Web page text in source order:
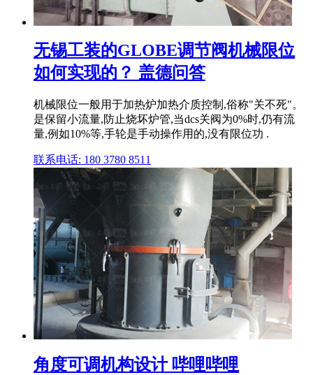
无锡工装的GLOBE调节阀机械限位
如何实现的？ 盖德问答
机械限位一般用于加热炉加热介质控制,俗称"关不死"。
是保留小流量,防止烧坏炉管,当dcs关阀为0%时,仍有流
量,例如10%等,手轮是手动操作用的,没有限位功 .
联系电话: 180 3780 8511
角度可调机构设计 哔哩哔哩